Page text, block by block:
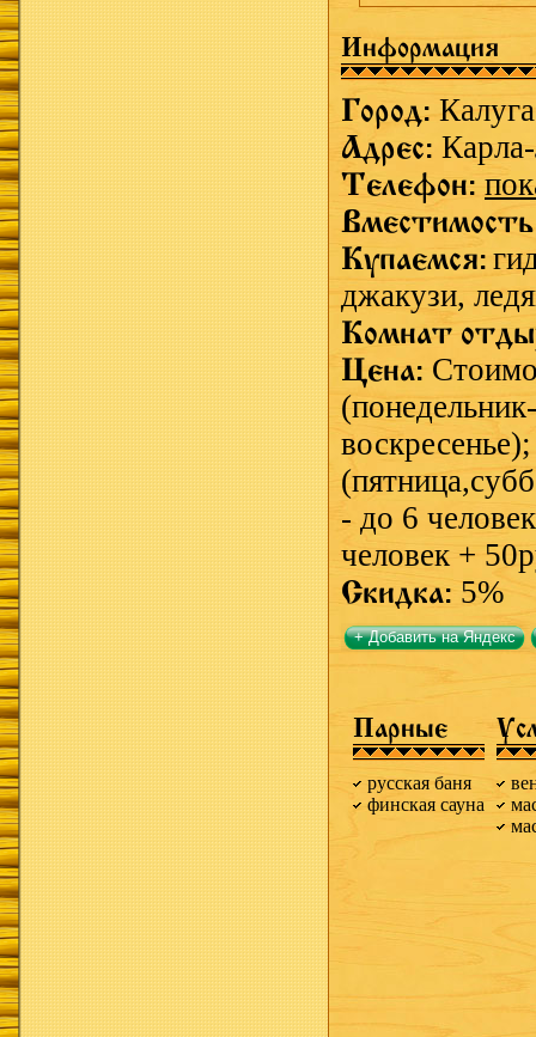
Информация
Город: Калуга
Адрес:
Телефон:
Купаемся:
джакузи,
Комнат
Цена:
- до 6
человек +
Скидка: 5%
+ Добавить на Яндекс
Парные
русская баня
финская сауна